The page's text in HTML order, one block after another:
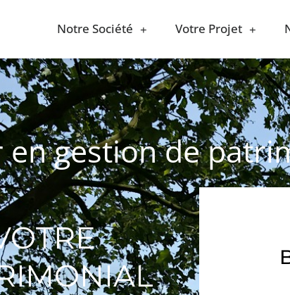
Notre Société Votre Projet
en gestion de